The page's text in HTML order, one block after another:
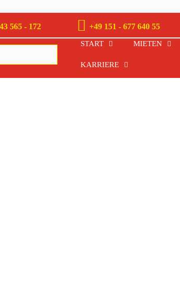
565 - 172 +49 151 - 677 640 55
START MIETEN
KARRIERE